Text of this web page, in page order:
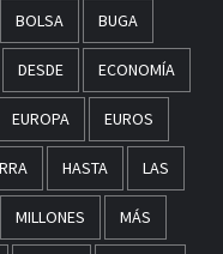
BOLSA BUGA
DESDE ECONOMÍA
EUROPA EUROS
HASTA LAS
MILLONES MÁS